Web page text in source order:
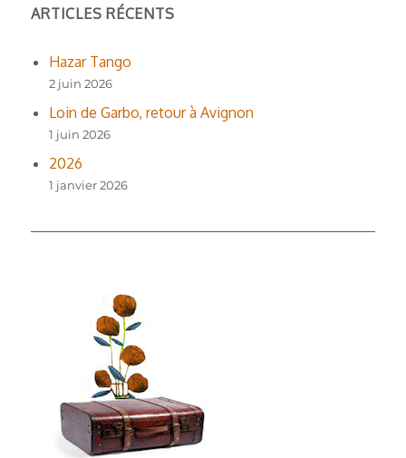
ARTICLES RÉCENTS
Hazar Tango
2 juin 2026
Loin de Garbo, retour à Avignon
1 juin 2026
2026
1 janvier 2026